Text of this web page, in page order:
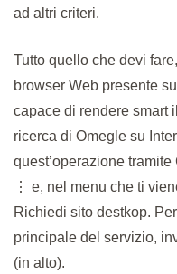
ad altri criteri.
Tutto quello che devi
browser Web presente
capace di rendere smart
ricerca di Omegle su
quest’operazione
⋮ e, nel menu che ti
Richiedi sito destkop.
principale del servizio,
(in alto).